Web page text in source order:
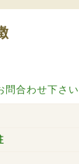
問合わせ下さい